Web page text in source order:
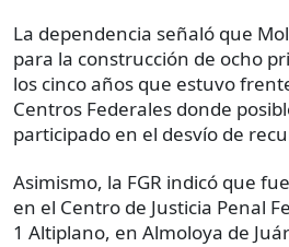
La dependencia señaló que
para la construcción de ocho
los cinco años que estuvo
Centros Federales donde
participado en el desvío de
Asimismo, la FGR indicó que
en el Centro de Justicia Penal
1 Altiplano, en Almoloya de